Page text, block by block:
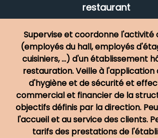
restaurant
Supervise et coordonne l'activité
(employés du hall, employés
cuisiniers, ...) d'un établissement
restauration. Veille à l'application
d'hygiène et de sécurité et
commercial et financier de la
objectifs définis par la direction.
l'accueil et au service des clients.
tarifs des prestations de